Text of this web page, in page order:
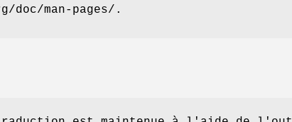
doc/man-pages/.